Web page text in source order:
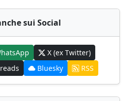
sui Social
X (ex Twitter)
Bluesky RSS